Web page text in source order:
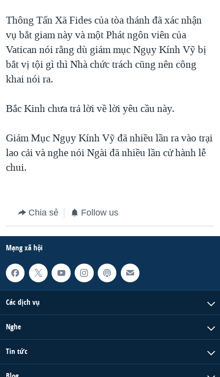
SỨC KHOẺ
VĂN HOÁ
THỂ THAO
GIÁO DỤC
TRỊNH VĨNH BÌNH - NGƯỜI HẠ 'BÊN THẮNG CUỘC'
GROUND ZERO – XƯA VÀ NAY
CHI PHÍ CHIẾN TRANH AFGHANISTAN
CÁC GIÁ TRỊ CỘNG HÒA Ở VIỆT NAM
TRỊNH VĨNH BÌNH VS. CHÍNH PHỦ VIỆT NAM
NGƯ DÂN VIỆT VÀ LÀN SÓNG TRỘM HẢI SÂM
BÊN KIA QUỐC LỘ: TIẾNG VỌNG TỪ NÔNG THÔN MỸ
QUAN HỆ VIỆT MỸ
Ngôn ngữ khác
Thông Tấn Xã Fides của tòa thánh đã xác nhận
vụ bắt giam này và một Phát ngôn viên của
Vatican nói rằng dù giám mục Ngụy Kính Vỹ bị
bắt vị tội gì thì Nhà chức trách cũng nên công
khai nói ra.
Bắc Kinh chưa trả lời về lời yêu cầu này.
Giám Mục Ngụy Kính Vỹ đã nhiều lần ra vào trại
lao cải và nghe nói Ngài đã nhiều lần cử hành lễ
chui.
Chia sẻ Follow us
Mạng xã hội
Các dịch vụ
Nghe
Tin tức